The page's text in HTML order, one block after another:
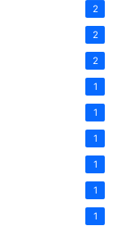
2
2
2
1
1
1
1
1
1